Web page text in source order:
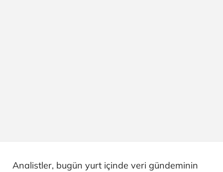
Analistler, bugün yurt içinde veri gündeminin